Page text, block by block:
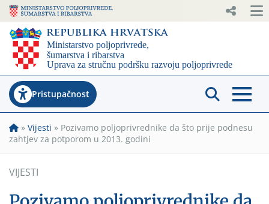
Pristupačnost
» Vijesti » Pozivamo poljoprivrednike da što prije podnesu
zahtjev za potporom u 2013. godini
VIJESTI